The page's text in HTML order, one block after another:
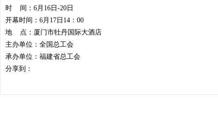
时 间：6月16日-20日
开幕时间：6月17日14：00
地 点：厦门市牡丹国际大酒店
主办单位：全国总工会
承办单位：福建省总工会
分享到：